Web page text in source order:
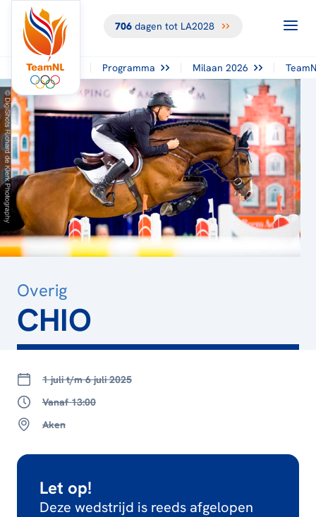
706dagen tot LA2028
Programma Milaan 2026
Overig
CHIO
1 juli t/m 6 juli 2025
Vanaf 13:00
Aken
Let op!
Deze wedstrijd is reeds afgelopen
TERUG NAAR
OVERZICHT